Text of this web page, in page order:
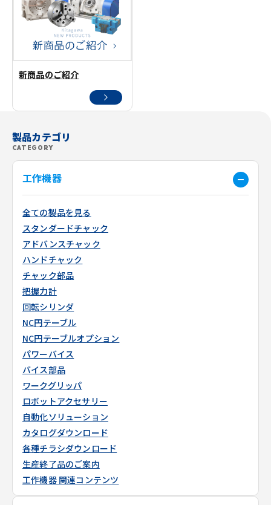
製品カテゴリ
CATEGORY
工作機器
全ての製品を見る
スタンダードチャック
アドバンスチャック
ハンドチャック
チャック部品
把握力計
回転シリンダ
NC円テーブル
NC円テーブルオプション
パワーバイス
バイス部品
ワークグリッパ
ロボットアクセサリー
自動化ソリューション
カタログダウンロード
各種チラシダウンロード
生産終了品のご案内
工作機器 関連コンテンツ
新商品のご紹介